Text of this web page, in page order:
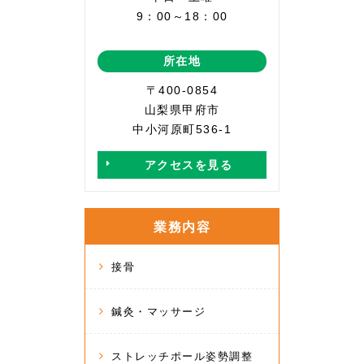
9：00～18：00
所在地
〒400-0854
山梨県甲府市
中小河原町536-1
アクセスを見る
業務内容
接骨
鍼灸・マッサージ
ストレッチポール姿勢調整